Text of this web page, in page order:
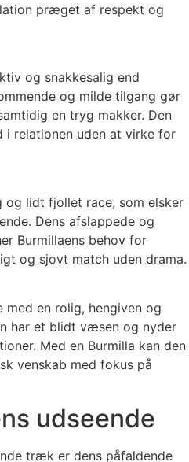
præget af respekt og
og snakkesalig end
og milde tilgang gør
en tryg makker. Den
i relationen uden at virke for
og lidt fjollet race, som elsker
Dens afslappede og
Burmillaens behov for
og sjovt match uden drama.
en rolig, hengiven og
har et blidt væsen og nyder
Med en Burmilla kan den
venskab med fokus på
udseende
træk er dens påfaldende